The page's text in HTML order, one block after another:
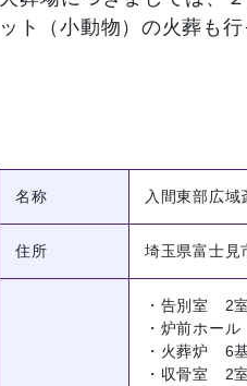
ット（小動物）の火葬も行
名称 入間東部広
住所 埼玉県富士見
・告別室 2室
・炉前ホール
・火葬炉 6
・収骨室 2室